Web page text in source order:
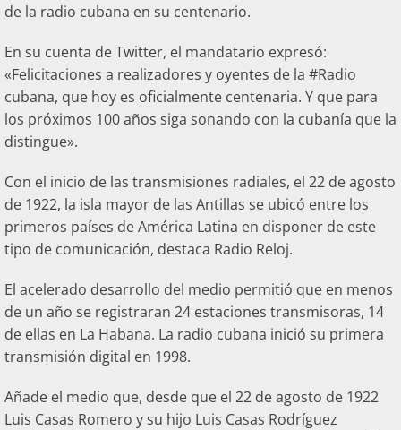
de la radio cubana en su centenario.
En su cuenta de Twitter, el mandatario expresó:
«Felicitaciones a realizadores y oyentes de la #Radio
cubana, que hoy es oficialmente centenaria. Y que para
los próximos 100 años siga sonando con la cubanía que la
distingue».
Con el inicio de las transmisiones radiales, el 22 de agosto
de 1922, la isla mayor de las Antillas se ubicó entre los
primeros países de América Latina en disponer de este
tipo de comunicación, destaca Radio Reloj.
El acelerado desarrollo del medio permitió que en menos
de un año se registraran 24 estaciones transmisoras, 14
de ellas en La Habana. La radio cubana inició su primera
transmisión digital en 1998.
Añade el medio que, desde que el 22 de agosto de 1922
Luis Casas Romero y su hijo Luis Casas Rodríguez